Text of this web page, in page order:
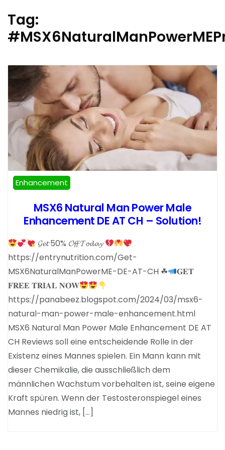
Tag:
Enhancement
MSX6 Natural Man Power Male
Enhancement DE AT CH – Solution!
𝓖𝓮𝓽 50% 𝓞𝓯𝓯 𝓣𝓸𝓭𝓪𝔂
https://entrynutrition.com/Get-
MSX6NaturalManPowerME-DE-AT-CH ☘
𝐆𝐄𝐓
𝐅𝐑𝐄𝐄 𝐓𝐑𝐈𝐀𝐋 𝐍𝐎𝐖
https://panabeez.blogspot.com/2024/03/msx6-
natural-man-power-male-enhancement.html
MSX6 Natural Man Power Male Enhancement DE AT
CH Reviews soll eine entscheidende Rolle in der
Existenz eines Mannes spielen. Ein Mann kann mit
dieser Chemikalie, die ausschließlich dem
männlichen Wachstum vorbehalten ist, seine eigene
Kraft spüren. Wenn der Testosteronspiegel eines
Mannes niedrig ist, […]